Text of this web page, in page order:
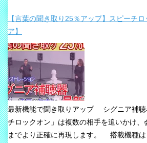
「騒音下でも鮮やかな聞き取り」、「世界
「Auracast標準搭載」が主な特長です。
のは、単純な増幅だけではありません。 周
たい声に意識を向けやすくすること、そし
きるだけ保ちながら会話を楽にすることが
な考え方です。 ビビアの中核は【IA】と
は、リサウンドがIntelligence Augmented
ーグメンテッド）と呼ぶ考え方を採用して
すべてを一方的に処理するのではなく、人
音を選び取る力を支えるという発想で、
【言葉の聞き取り25％アップ】スピーチ
ア】
最新機能で聞き取りアップ シグニア補聴
チロックオン」は複数の相手を追いかけ、
までより正確に再現します。 搭載機種は